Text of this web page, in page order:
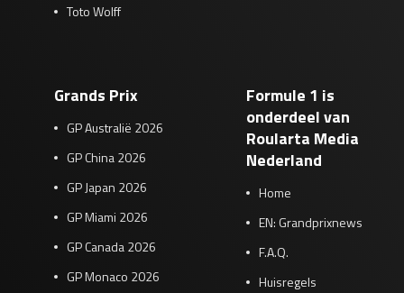
Toto Wolff
Grands Prix
GP Australië 2026
GP China 2026
GP Japan 2026
GP Miami 2026
GP Canada 2026
GP Monaco 2026
Formule 1 is
onderdeel van
Roularta Media
Nederland
Home
EN: Grandprixnews
F.A.Q.
Huisregels